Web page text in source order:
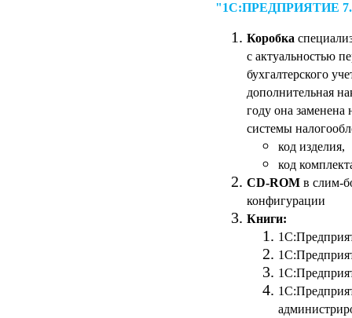
"1С:ПРЕДПРИЯТИЕ
Коробка
с актуальностью
бухгалтерского
дополнительная
году она
системы
код изделия,
код
CD-ROM в слим-
конфигурации
Книги: